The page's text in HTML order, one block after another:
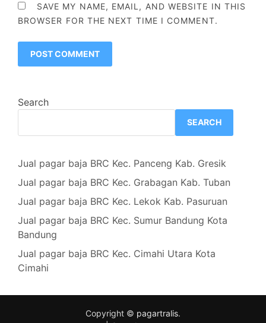
SAVE MY NAME, EMAIL, AND WEBSITE IN THIS
BROWSER FOR THE NEXT TIME I COMMENT.
Search
SEARCH
Jual pagar baja BRC Kec. Panceng Kab. Gresik
Jual pagar baja BRC Kec. Grabagan Kab. Tuban
Jual pagar baja BRC Kec. Lekok Kab. Pasuruan
Jual pagar baja BRC Kec. Sumur Bandung Kota
Bandung
Jual pagar baja BRC Kec. Cimahi Utara Kota
Cimahi
Copyright © pagartralis.